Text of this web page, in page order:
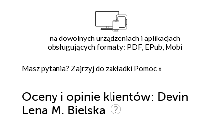
na dowolnych urządzeniach i aplikacjach
obsługujących formaty: PDF, EPub, Mobi
Masz pytania? Zajrzyj do zakładki Pomoc »
Oceny i opinie klientów: Devin
Lena M. Bielska